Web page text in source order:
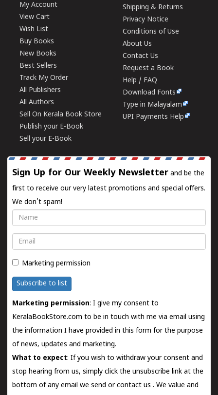
My Account
View Cart
Wish List
Buy Books
New Books
Best Sellers
Track My Order
All Publishers
All Authors
Sell On Kerala Book Store
Publish your E-Book
Sell your E-Book
Shipping & Returns
Privacy Notice
Conditions of Use
About Us
Contact Us
Request a Book
Help / FAQ
Download Fonts
Type in Malayalam
UPI Payments Help
Sign Up for Our Weekly Newsletter and be the
first to receive our very latest promotions and special offers.
We don't spam!
Name
Email
Marketing permission
Subscribe to list
Marketing permission: I give my consent to
KeralaBookStore.com to be in touch with me via email using
the information I have provided in this form for the purpose
of news, updates and marketing.
What to expect: If you wish to withdraw your consent and
stop hearing from us, simply click the unsubscribe link at the
bottom of any email we send orcontact us . We value and